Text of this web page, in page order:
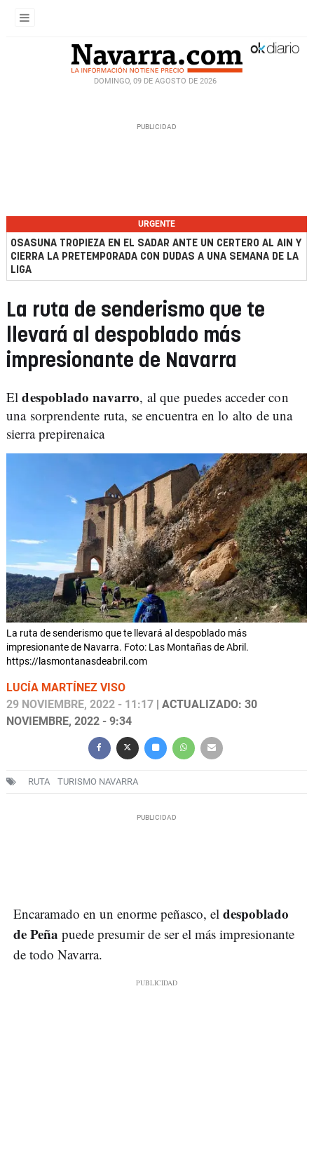
DOMINGO, 09 DE AGOSTO DE 2026
URGENTE
OSASUNA TROPIEZA EN EL SADAR ANTE UN CERTERO AL AIN Y
CIERRA LA PRETEMPORADA CON DUDAS A UNA SEMANA DE LA
LIGA
La ruta de senderismo que te
llevará al despoblado más
impresionante de Navarra
Eldespoblado navarro, al que puedes acceder con
una sorprendente ruta, se encuentra en lo alto de una
sierra prepirenaica
La ruta de senderismo que te llevará al despoblado más
impresionante de Navarra. Foto: Las Montañas de Abril.
https://lasmontanasdeabril.com
LUCÍA MARTÍNEZ VISO
29 NOVIEMBRE, 2022 - 11:17 | ACTUALIZADO: 30
NOVIEMBRE, 2022 - 9:34
RUTA TURISMO NAVARRA
Encaramado en un enorme peñasco, el despoblado
de Peña puede presumir de ser el más impresionante
de todo Navarra.